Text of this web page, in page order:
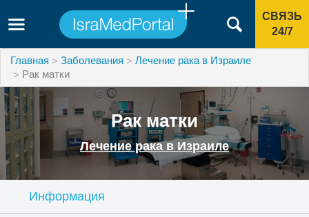
СВЯЗЬ
24/7
Главная Заболевания
Лечение рака в Израиле
Рак матки
Рак матки
Лечение рака в Израиле
Информация